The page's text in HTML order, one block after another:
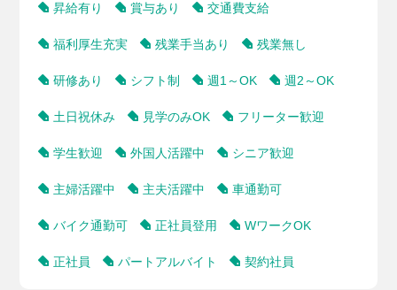
昇給有り 賞与あり 交通費支給
福利厚生充実 残業手当あり 残業無し
研修あり シフト制 週1～OK 週2～OK
土日祝休み 見学のみOK フリーター歓迎
学生歓迎 外国人活躍中 シニア歓迎
主婦活躍中 主夫活躍中 車通勤可
バイク通勤可 正社員登用 WワークOK
正社員 パートアルバイト 契約社員